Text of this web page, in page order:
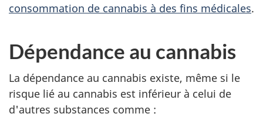
consommation de cannabis à des fins médicales.
Dépendance au cannabis
La dépendance au cannabis existe, même si le
risque lié au cannabis est inférieur à celui de
d'autres substances comme :